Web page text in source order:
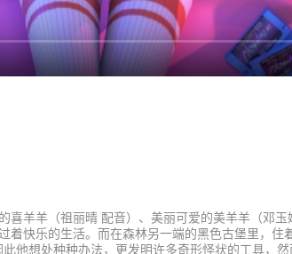
羊羊（祖丽晴 配音）、美丽可爱的美羊羊（邓
着快乐的生活。而在森林另一端的黑色古堡里，
想处种种办法，更发明许多奇形怪状的工具，然